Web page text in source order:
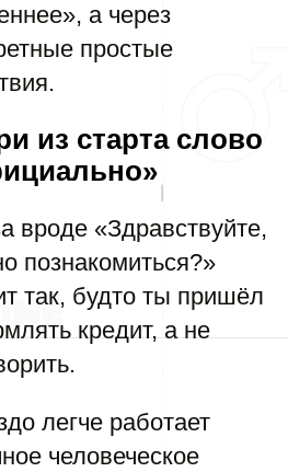
а через
простые
из старта слово
вроде «Здравствуйте,
познакомиться?»
так, будто ты пришёл
кредит, а не
легче работает
человеческое